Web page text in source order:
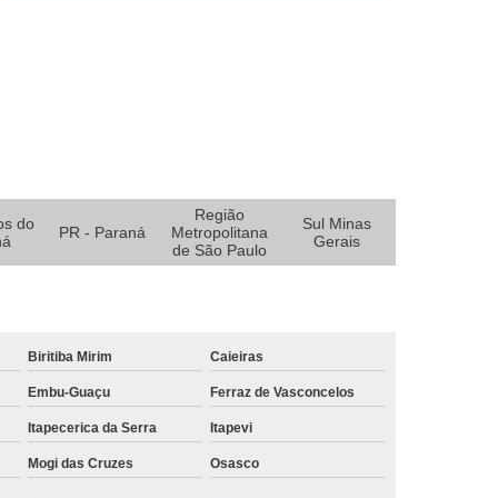
e Logística
Empresa Logística
Empresa Logística Ecommerce
Empresa de Monitoramento 24 Horas
Monitoramento de Alarmes
Monitoramento de Câmeras
do
PR - Paraná
Região
Metropolitana
de São Paulo
Sul Minas
Gerais
Biritiba Mirim Caieiras
Embu-Guaçu Ferraz de Vasconcelos
Itapecerica da Serra Itapevi
Mogi das Cruzes Osasco